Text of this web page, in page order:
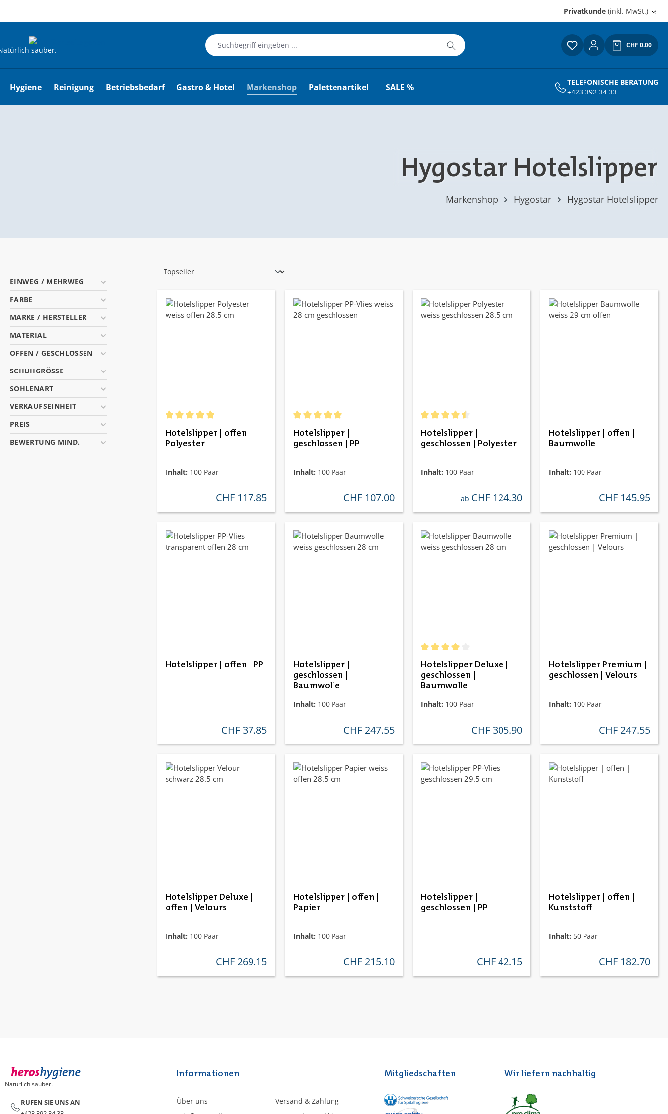
Privatkunde (inkl. MwSt.)
sauber. Du hast 0 Produkte auf
CHF 0.00
Hygiene Reinigung Betriebsbedarf Gastro & Hotel Markenshop Palettenartikel SALE %
TELEFONISCHE BERATUNG
+423 392 34 33
Hygostar Hotelslipper
Markenshop Hygostar Hygostar Hotelslipper
EINWEG / MEHRWEG
FARBE
MARKE / HERSTELLER
MATERIAL
OFFEN / GESCHLOSSEN
SCHUHGRÖSSE
SOHLENART
VERKAUFSEINHEIT
PREIS
BEWERTUNG MIND.
Hotelslipper | offen |
Polyester
Inhalt: 100 Paar
regulärer preis:
CHF 117.85
Hotelslipper |
geschlossen | PP
Inhalt: 100 Paar
regulärer preis:
CHF 107.00
Hotelslipper |
geschlossen | Polyester
Inhalt: 100 Paar
regulärer preis:
ab CHF 124.30
Hotelslipper | offen |
Baumwolle
Inhalt: 100 Paar
regulärer preis:
CHF 145.95
Hotelslipper | offen | PP
regulärer preis:
CHF 37.85
Hotelslipper |
geschlossen |
Baumwolle
Inhalt: 100 Paar
regulärer preis:
CHF 247.55
Hotelslipper Deluxe |
geschlossen |
Baumwolle
Inhalt: 100 Paar
regulärer preis:
CHF 305.90
Hotelslipper Premium |
geschlossen | Velours
Inhalt: 100 Paar
regulärer preis:
CHF 247.55
Hotelslipper Deluxe |
offen | Velours
Inhalt: 100 Paar
regulärer preis:
CHF 269.15
Hotelslipper | offen |
Papier
Inhalt: 100 Paar
regulärer preis:
CHF 215.10
Hotelslipper |
geschlossen | PP
regulärer preis:
CHF 42.15
Hotelslipper | offen |
Kunststoff
Inhalt: 50 Paar
regulärer preis:
CHF 182.70
Natürlich sauber.
RUFEN SIE UNS AN
Mitgliedschaften
Informationen
Über uns
Versand & Zahlung
Wir liefern nachhaltig